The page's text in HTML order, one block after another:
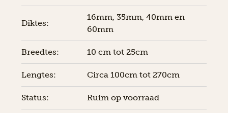
Diktes:
16mm, 35mm, 40mm en
60mm
Breedtes: 10 cm tot 25cm
Lengtes: Circa 100cm tot 270cm
Status: Ruim op voorraad